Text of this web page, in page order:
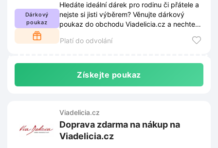
Dárkový
poukaz
Hledáte ideální dárek pro rodinu či přátele a
nejste si jisti výběrem? Věnujte dárkový
poukaz do obchodu Viadelicia.cz a nechte
Platí do odvolání
Získejte poukaz
Viadelicia.cz
Doprava zdarma na nákup na
Viadelicia.cz